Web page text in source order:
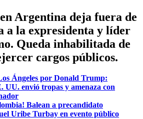
Argentina deja fuera de
a la expresidenta y líder
Queda inhabilitada de
cargos públicos.
Ángeles por Donald Trump:
UU. envió tropas y amenaza con
Balean a precandidato
Uribe Turbay en evento público